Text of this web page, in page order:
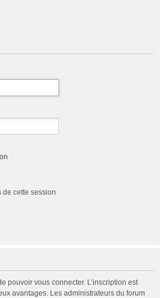
de cette session
pouvoir vous connecter. L’inscription est
avantages. Les administrateurs du forum